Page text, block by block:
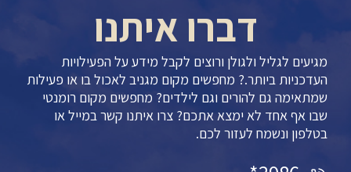
דברו איתנו
מגיעים לגליל ולגולן ורוצים לקבל מידע על הפעילויות
העדכניות ביותר.? מחפשים מקום מגניב לאכול בו או פעילות
שמתאימה גם להורים וגם לילדים? מחפשים מקום רומנטי
שבו אף אחד לא ימצא אתכם? צרו איתנו קשר במייל או
בטלפון ונשמח לעזור לכם.